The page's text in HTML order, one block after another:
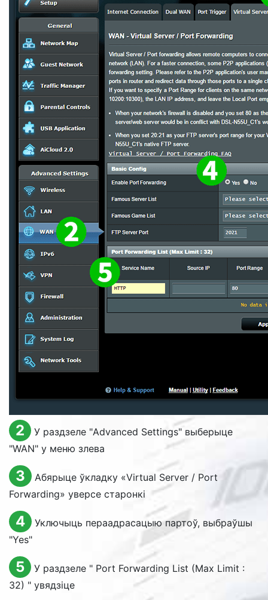
2 У раздзеле "Advanced Settings" выберыце
"WAN" у меню злева
3 Абярыце ўкладку «Virtual Server / Port
Forwarding» уверсе старонкі
4
Уключыць пераадрасацыю партоў, выбраўшы
"Yes"
5 У раздзеле " Port Forwarding List (Max Limit :
32) " увядзіце